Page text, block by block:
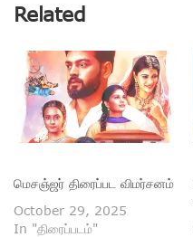
Related
மெசஞ்ஜர் திரைப்பட விமர்சனம்
October 29, 2025
In "திரைப்படம்"